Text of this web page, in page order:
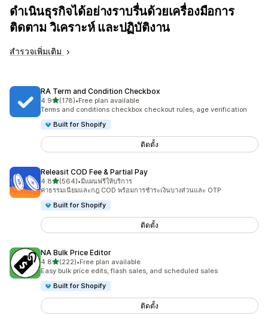
ดำเนินธุรกิจได้อย่างราบรื่นด้วยเครื่องมือการ
ติดตาม วิเคราะห์ และปฏิบัติงาน
สำรวจเพิ่มเติม
RA Term and Condition Checkbox
4.9เต็ม 5 ดาว
(178)
ทั้งหมด 178 รีวิว
•Free plan available
Terms and conditions checkbox checkout rules, age verification
Built for Shopify
ติดตั้ง
Releasit COD Fee & Partial Pay
4.8เต็ม 5 ดาว
(564)
ทั้งหมด 564 รีวิว
•มีแผนฟรีให้บริการ
ค่าธรรมเนียมและกฎ COD พร้อมการชำระเงินบางส่วนและ OTP
Built for Shopify
ติดตั้ง
NA Bulk Price Editor
4.8เต็ม 5 ดาว
(222)
ทั้งหมด 222 รีวิว
•Free plan available
Easy bulk price edits, flash sales, and scheduled sales
Built for Shopify
ติดตั้ง